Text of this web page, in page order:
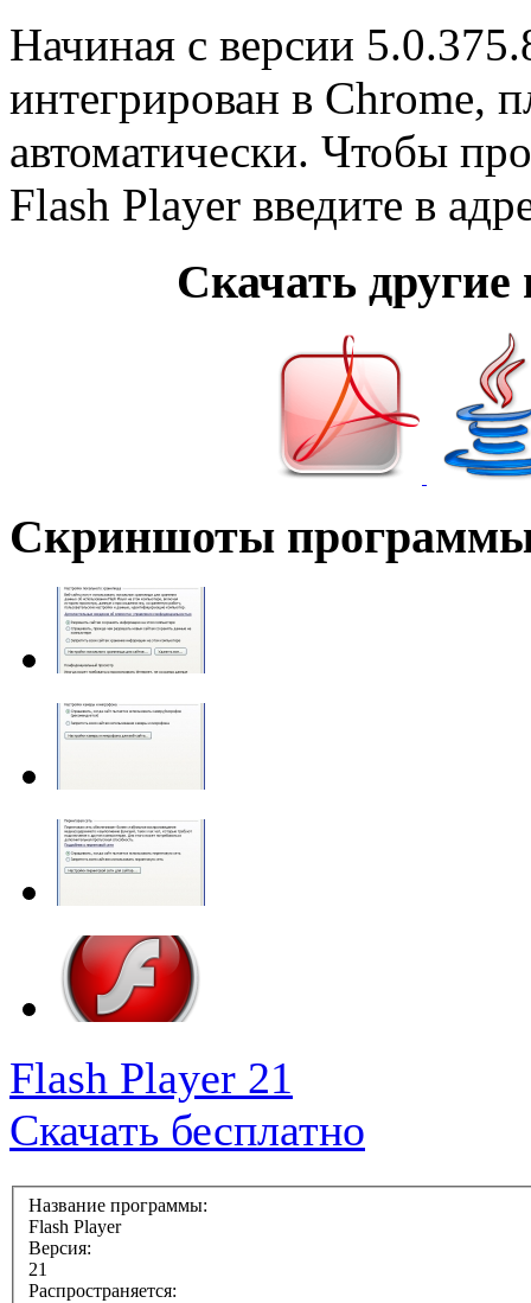
Начиная с версии
интегрирован в Chrome,
автоматически. Чтобы
Flash Player введите в
Скачать
Скриншоты
Flash Player 21
Скачать бесплатно
Название программы:
Flash Player
Версия:
21
Распространяется: